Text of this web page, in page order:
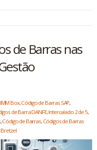
de Barras nas
Box, Código de Barras SAP,
de Barra DANFE, Intercalado 2 de 5,
,Código de Barras, Códigos de Barras
Bretzel